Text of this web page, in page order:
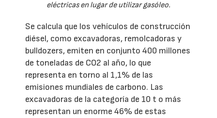
eléctricas en lugar de utilizar gasóleo.
Se calcula que los vehículos de construcción
diésel, como excavadoras, remolcadoras y
bulldozers, emiten en conjunto 400 millones
de toneladas de CO2 al año, lo que
representa en torno al 1,1% de las
emisiones mundiales de carbono. Las
excavadoras de la categoría de 10 t o más
representan un enorme 46% de estas